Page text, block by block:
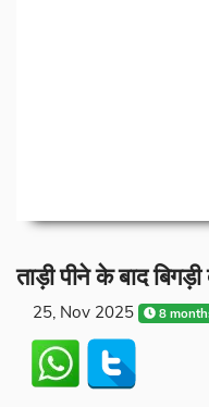
ताड़ी पीने के बाद
25, Nov 2025 8